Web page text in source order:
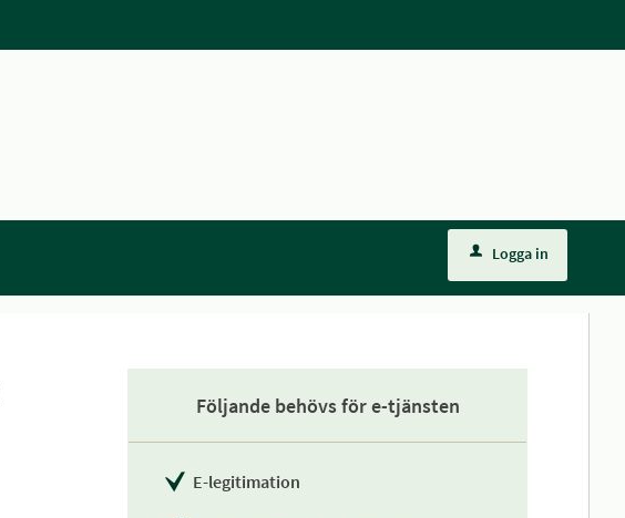
Logga in
Följande behövs för e-tjänsten
E-legitimation